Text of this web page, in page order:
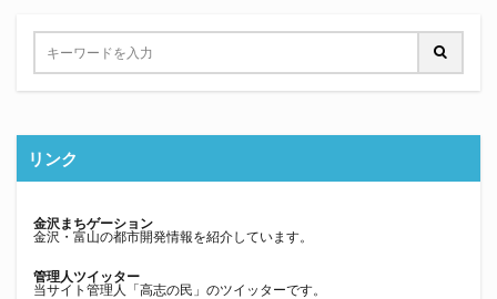
リンク
金沢まちゲーション
金沢・富山の都市開発情報を紹介しています。
管理人ツイッター
当サイト管理人「高志の民」のツイッターです。